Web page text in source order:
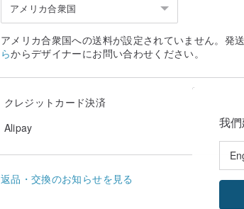
アメリカ合衆国
アメリカ合衆国への送料が設定されていません。発送
らからデザイナーにお問い合わせください。
クレジットカード決済
Alipay
返品・交換のお知らせを見る
我